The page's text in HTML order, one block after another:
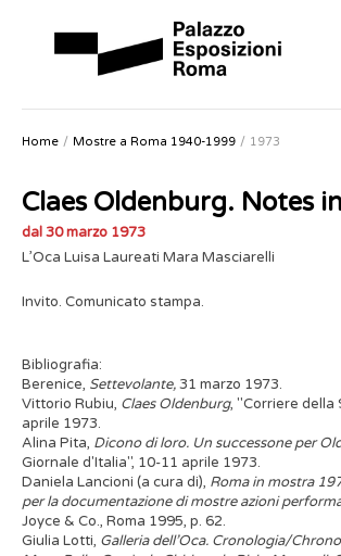
Home Mostre a Roma 1940-1999 1973
Claes Oldenburg. Notes
dal 30 marzo 1973
L’Oca Luisa Laureati Mara Masciarelli
Invito. Comunicato stampa.
Bibliografia:
Berenice, Settevolante,31 marzo 1973.
Vittorio Rubiu, Claes Oldenburg, "Corriere della
aprile 1973.
Alina Pita, Dicono di loro. Un successone per
Giornale d'Italia", 10-11 aprile 1973.
Daniela Lancioni (a cura di), Roma in mostra
per la documentazione di mostre azioni
Joyce & Co., Roma 1995, p. 62.
Giulia Lotti, Galleria dell’Oca. Cronologia/